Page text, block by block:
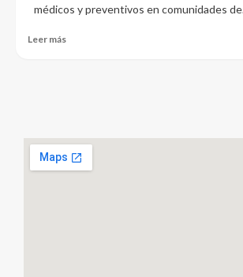
médicos y preventivos en comunidades
Leer más